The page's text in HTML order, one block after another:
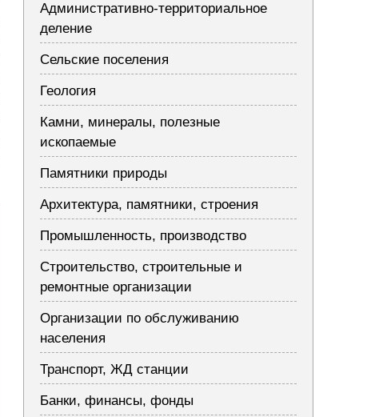
Административно-территориальное
деление
Сельские поселения
Геология
Камни, минералы, полезные
ископаемые
Памятники природы
Архитектура, памятники, строения
Промышленность, производство
Строительство, строительные и
ремонтные организации
Организации по обслуживанию
населения
Транспорт, ЖД станции
Банки, финансы, фонды